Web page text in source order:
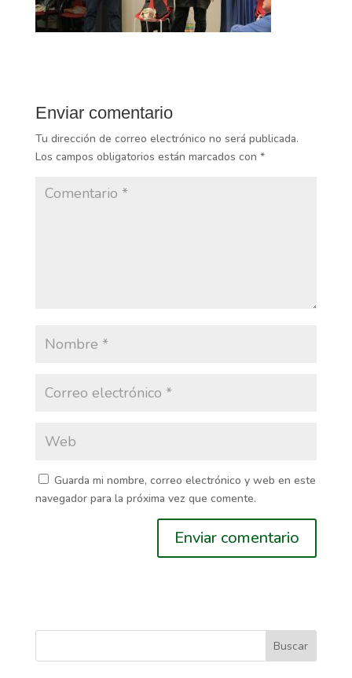
Enviar comentario
Tu dirección de correo electrónico no será publicada.
Los campos obligatorios están marcados con *
Guarda mi nombre, correo electrónico y web en este
navegador para la próxima vez que comente.